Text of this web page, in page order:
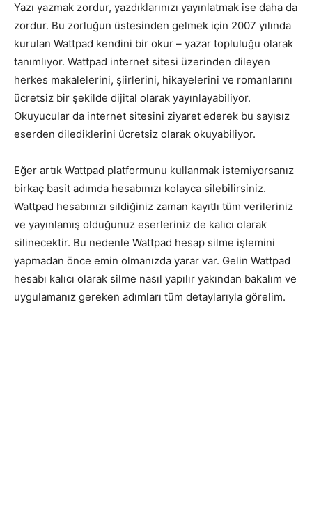
Yazı yazmak zordur, yazdıklarınızı yayınlatmak ise daha da
zordur. Bu zorluğun üstesinden gelmek için 2007 yılında
kurulan Wattpad kendini bir okur – yazar topluluğu olarak
tanımlıyor. Wattpad internet sitesi üzerinden dileyen
herkes makalelerini, şiirlerini, hikayelerini ve romanlarını
ücretsiz bir şekilde dijital olarak yayınlayabiliyor.
Okuyucular da internet sitesini ziyaret ederek bu sayısız
eserden dilediklerini ücretsiz olarak okuyabiliyor.
Eğer artık Wattpad platformunu kullanmak istemiyorsanız
birkaç basit adımda hesabınızı kolayca silebilirsiniz.
Wattpad hesabınızı sildiğiniz zaman kayıtlı tüm verileriniz
ve yayınlamış olduğunuz eserleriniz de kalıcı olarak
silinecektir. Bu nedenle Wattpad hesap silme işlemini
yapmadan önce emin olmanızda yarar var. Gelin Wattpad
hesabı kalıcı olarak silme nasıl yapılır yakından bakalım ve
uygulamanız gereken adımları tüm detaylarıyla görelim.